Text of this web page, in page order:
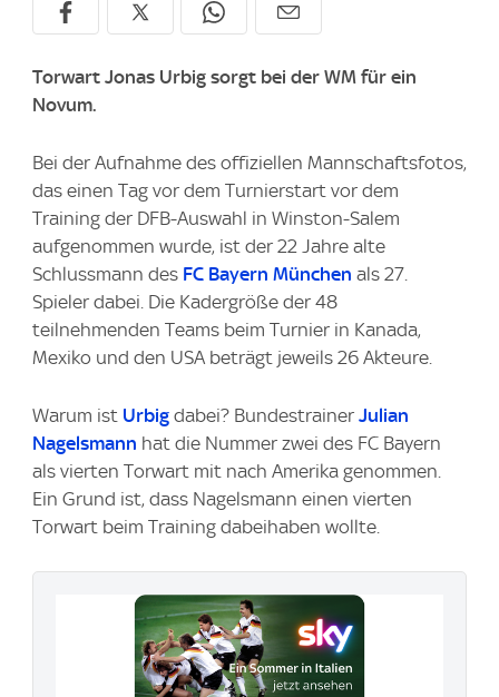
Torwart Jonas Urbig sorgt bei der WM für ein
Novum.
Bei der Aufnahme des offiziellen Mannschaftsfotos,
das einen Tag vor dem Turnierstart vor dem
Training der DFB-Auswahl in Winston-Salem
aufgenommen wurde, ist der 22 Jahre alte
Schlussmann des FC Bayern München als 27.
Spieler dabei. Die Kadergröße der 48
teilnehmenden Teams beim Turnier in Kanada,
Mexiko und den USA beträgt jeweils 26 Akteure.
Warum ist Urbig dabei? Bundestrainer Julian
Nagelsmann hat die Nummer zwei des FC Bayern
als vierten Torwart mit nach Amerika genommen.
Ein Grund ist, dass Nagelsmann einen vierten
Torwart beim Training dabeihaben wollte.